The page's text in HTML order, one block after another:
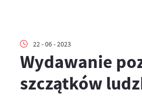
22 - 06 - 2023
Wydawanie
szczątków